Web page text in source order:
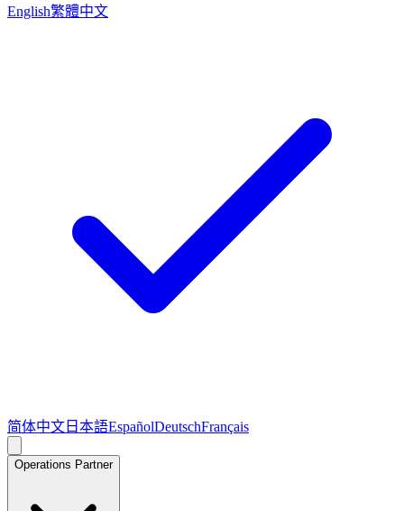
English繁體中文
简体中文 日本語EspañolDeutschFrançais
Operations Partner